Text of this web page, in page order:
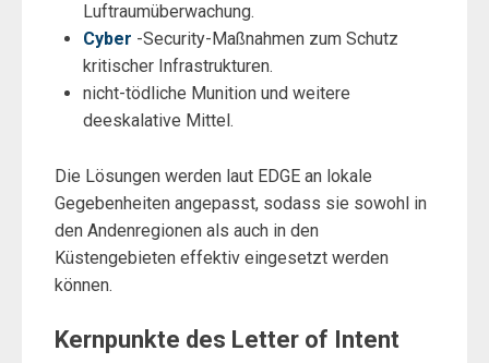
Luftraumüberwachung.
Cyber -Security-Maßnahmen zum Schutz
kritischer Infrastrukturen.
nicht-tödliche Munition und weitere
deeskalative Mittel.
Die Lösungen werden laut EDGE an lokale
Gegebenheiten angepasst, sodass sie sowohl in
den Andenregionen als auch in den
Küstengebieten effektiv eingesetzt werden
können.
Kernpunkte des Letter of Intent